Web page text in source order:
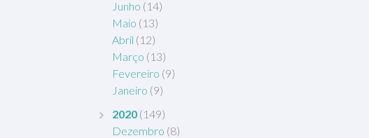
Junho (14)
Maio (13)
Abril (12)
Março (13)
Fevereiro (9)
Janeiro (9)
2020 (149)
Dezembro (8)